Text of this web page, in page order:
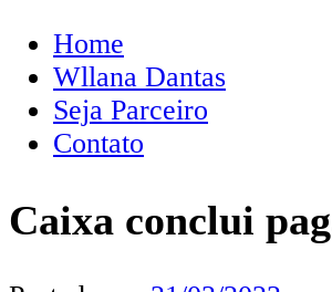
Home
Wllana Dantas
Seja Parceiro
Contato
Caixa conclui